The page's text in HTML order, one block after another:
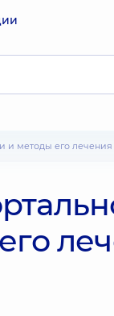
и методы его лечения